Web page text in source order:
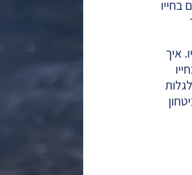
איך